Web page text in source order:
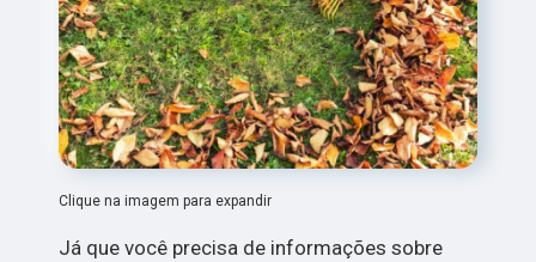
Clique na imagem para expandir
Já que você precisa de informações sobre